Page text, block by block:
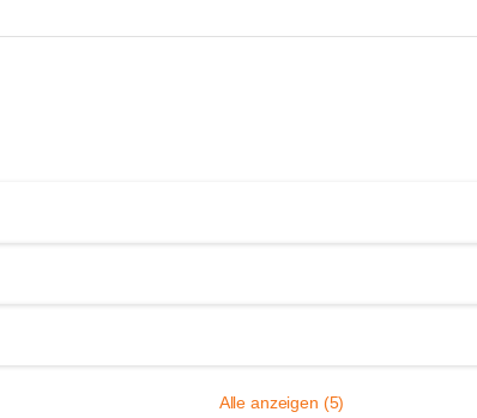
Alle anzeigen (5)